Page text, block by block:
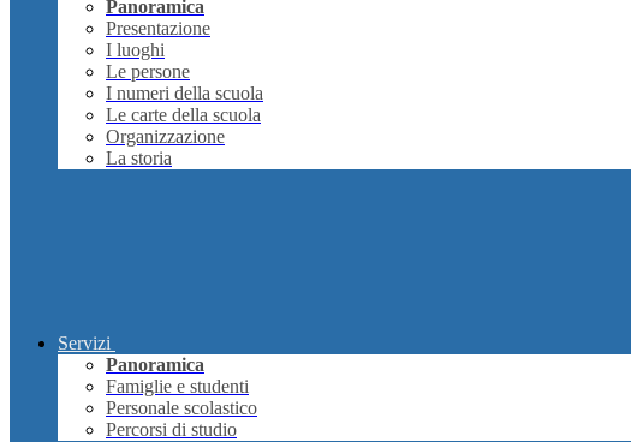
Panoramica
Presentazione
I luoghi
Le persone
I numeri della scuola
Le carte della scuola
Organizzazione
La storia
Servizi
Panoramica
Famiglie e studenti
Personale scolastico
Percorsi di studio